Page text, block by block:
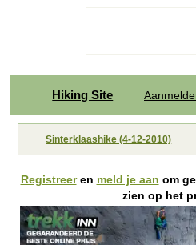
Hiking Site
Sinterklaashike (4-12-2010)
Registreeren meld je aan om
zien op het